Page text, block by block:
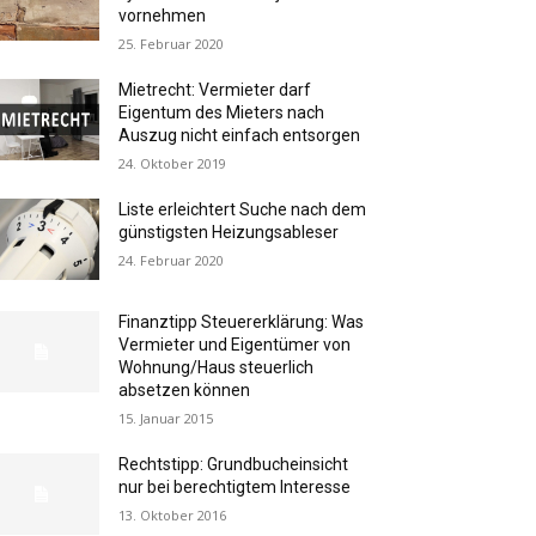
vornehmen
25. Februar 2020
Mietrecht: Vermieter darf
Eigentum des Mieters nach
Auszug nicht einfach entsorgen
24. Oktober 2019
Liste erleichtert Suche nach dem
günstigsten Heizungsableser
24. Februar 2020
Finanztipp Steuererklärung: Was
Vermieter und Eigentümer von
Wohnung/Haus steuerlich
absetzen können
15. Januar 2015
Rechtstipp: Grundbucheinsicht
nur bei berechtigtem Interesse
13. Oktober 2016